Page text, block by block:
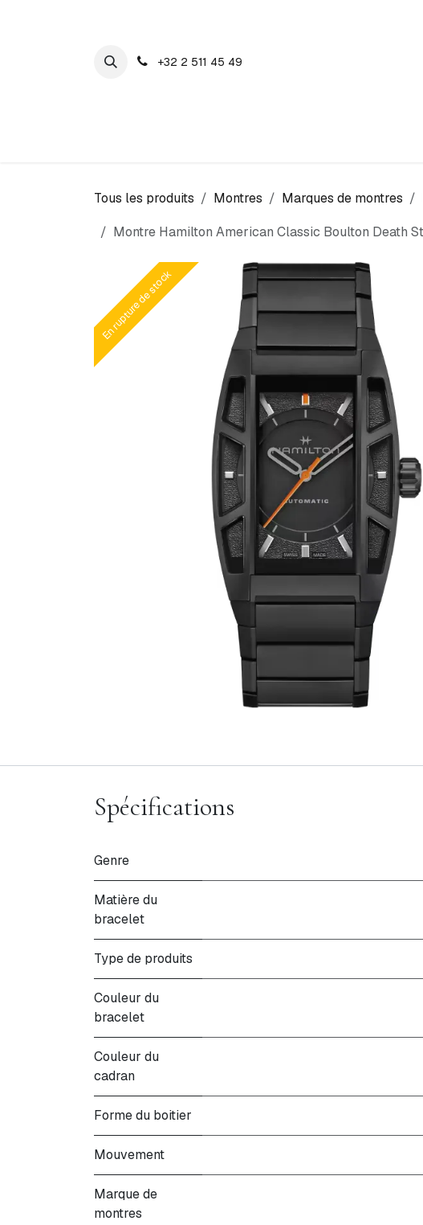
+32 2 511 45 49
Tous les produits Montres Marques de montres
Montre Hamilton American Classic Boulton Death
En rupture de stock
Spécifications
Genre
Matière du
bracelet
Type de produits
Couleur du
bracelet
Couleur du
cadran
Forme du boitier
Mouvement
Marque de
montres